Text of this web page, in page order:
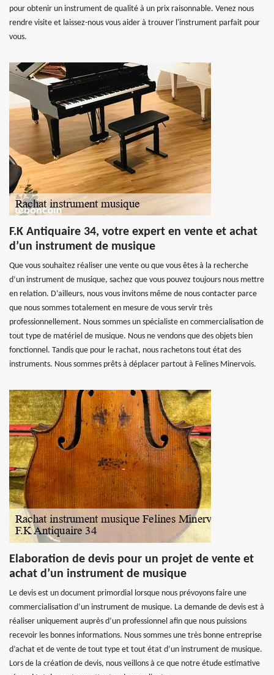
pour obtenir un instrument de qualité à un prix raisonnable. Venez nous
rendre visite et laissez-nous vous aider à trouver l'instrument parfait pour
vous.
F.K Antiquaire 34, votre expert en vente et achat
d’un instrument de musique
Que vous souhaitez réaliser une vente ou que vous êtes à la recherche
d’un instrument de musique, sachez que vous pouvez toujours nous mettre
en relation. D’ailleurs, nous vous invitons même de nous contacter parce
que nous sommes totalement en mesure de vous servir très
professionnellement. Nous sommes un spécialiste en commercialisation de
tout type de matériel de musique. Nous ne vendons que des objets bien
fonctionnel. Tandis que pour le rachat, nous rachetons tout état des
instruments. Nous sommes prêts à déplacer partout à Felines Minervois.
Elaboration de devis pour un projet de vente et
achat d’un instrument de musique
Le devis est un document primordial lorsque nous prévoyons faire une
commercialisation d’un instrument de musique. La demande de devis est à
réaliser uniquement auprès d’un professionnel afin que nous puissions
recevoir les bonnes informations. Nous sommes une très bonne entreprise
d’achat et de vente de tout type et tout état d’un instrument de musique.
Lors de la création de devis, nous veillons à ce que notre étude estimative